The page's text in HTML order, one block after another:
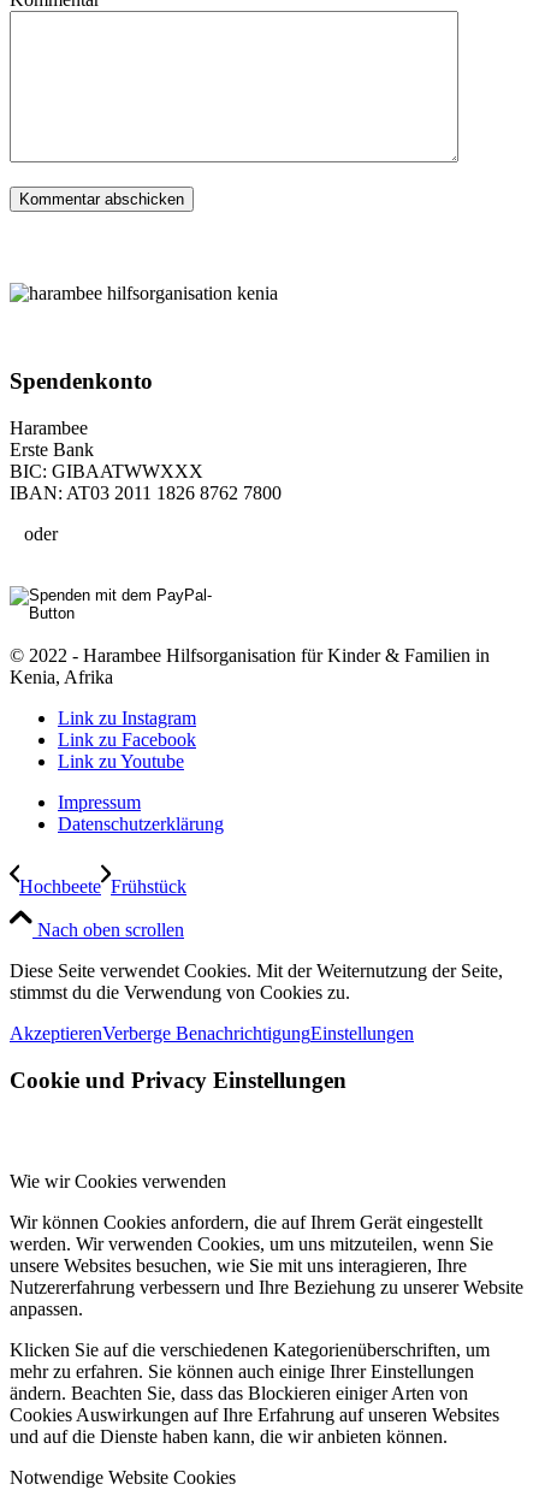
Spenden­konto
Harambee
Erste Bank
BIC: GIBAATWWXXX
IBAN: AT03 2011 1826 8762 7800
oder
© 2022 - Harambee Hilfsorganisation für Kinder & Familien in
Kenia, Afrika
Link zu Instagram
Link zu Facebook
Link zu Youtube
Impressum
Datenschutzerklärung
Hochbeete Frühstück
Nach oben scrollen
Diese Seite verwendet Cookies. Mit der Weiternutzung der Seite,
stimmst du die Verwendung von Cookies zu.
AkzeptierenVerberge BenachrichtigungEinstellungen
Cookie und Privacy Einstellungen
Wie wir Cookies verwenden
Wir können Cookies anfordern, die auf Ihrem Gerät eingestellt
werden. Wir verwenden Cookies, um uns mitzuteilen, wenn Sie
unsere Websites besuchen, wie Sie mit uns interagieren, Ihre
Nutzererfahrung verbessern und Ihre Beziehung zu unserer Website
anpassen.
Klicken Sie auf die verschiedenen Kategorienüberschriften, um
mehr zu erfahren. Sie können auch einige Ihrer Einstellungen
ändern. Beachten Sie, dass das Blockieren einiger Arten von
Cookies Auswirkungen auf Ihre Erfahrung auf unseren Websites
und auf die Dienste haben kann, die wir anbieten können.
Notwendige Website Cookies